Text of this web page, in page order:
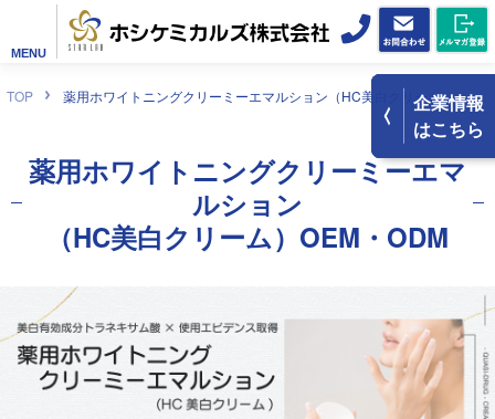
MENU
企業情報
はこちら
TOP 薬用ホワイトニングクリーミーエマルション（HC美白クリーム）
薬用ホワイトニングクリーミーエマ
ルション
（HC美白クリーム）OEM・ODM